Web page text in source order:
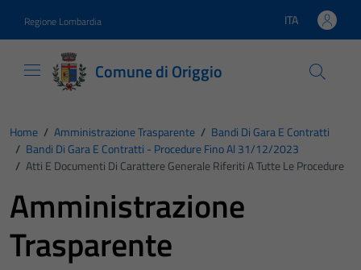
Regione Lombardia Lingua attiva:
ITA
Comune di Origgio
Home / Amministrazione Trasparente / Bandi Di Gara E Contratti
/ Bandi Di Gara E Contratti - Procedure Fino Al 31/12/2023
/ Atti E Documenti Di Carattere Generale Riferiti A Tutte Le Procedure
Amministrazione
Trasparente